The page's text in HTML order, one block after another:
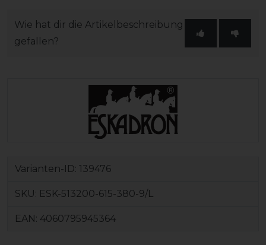
Wie hat dir die Artikelbeschreibung
gefallen?
Varianten-ID: 139476
SKU: ESK-513200-615-380-9/L
EAN: 4060795945364